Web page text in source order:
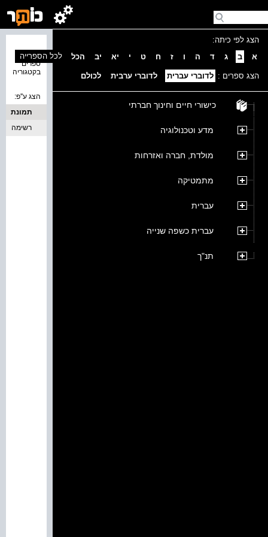
הצג לפי כיתה:
א
ב ג ד ה ו ז ח ט י יא יב הכל
הצג ספרים : לדוברי עברית לדוברי ערבית לכולם
כישורי חיים וחינוך חברתי
מדע וטכנולוגיה
מולדת, חברה ואזרחות
מתמטיקה
עברית
עברית כשפה שנייה
תנ"ך
ספרים
בקטגוריה
לכל הספרייה
הצג ע''פ:
תמונת
כריכה
רשימה